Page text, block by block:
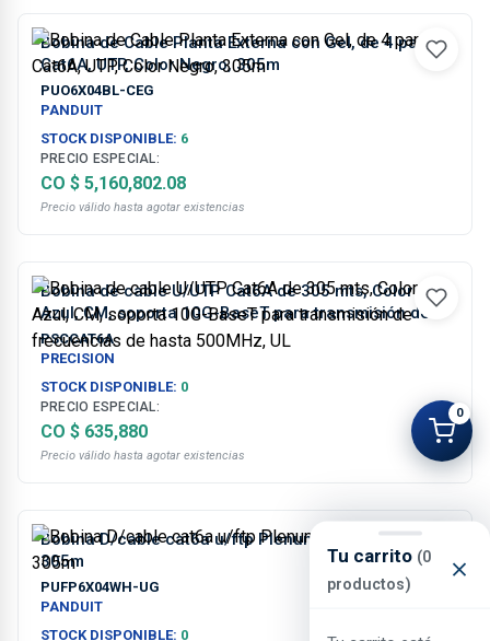
Tu carrito (0
productos)
0
Bobina de Cable Planta Externa con Gel, de 4 pares,
Cat6A, UTP, Color Negro, 305m
PUO6X04BL-CEG
PANDUIT
STOCK DISPONIBLE: 6
PRECIO ESPECIAL:
CO $ 5,160,802.08
Precio válido hasta agotar existencias
Bobina de cable U/UTP Cat6A de 305 mts, Color
Azul, CM, soporta 10G-BaseT para transmisión de
frecuencias de hasta 500MHz, UL
PSCCAT6A
PRECISION
STOCK DISPONIBLE: 0
PRECIO ESPECIAL:
CO $ 635,880
Precio válido hasta agotar existencias
Bobina D/cable cat6a u/ftp Plenum color blanco
305m
PUFP6X04WH-UG
PANDUIT
STOCK DISPONIBLE: 0